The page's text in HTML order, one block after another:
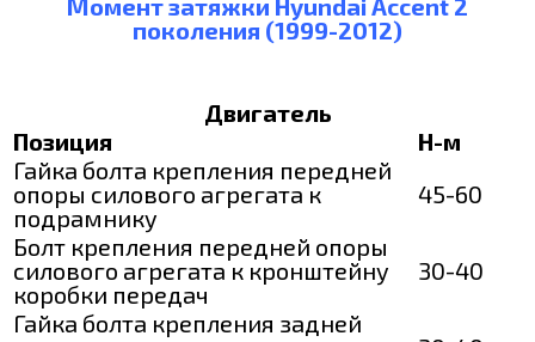
Момент затяжки Hyundai Accent 2
поколения (1999-2012)
Двигатель
Позиция
Н-м
Гайка болта крепления передней
опоры силового агрегата к
подрамнику
45-60
Болт крепления передней опоры
силового агрегата к кронштейну
коробки передач
30-40
Гайка болта крепления задней